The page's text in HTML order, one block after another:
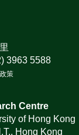
3963 5588
策
Centre
of Hong Kong
Hong Kong